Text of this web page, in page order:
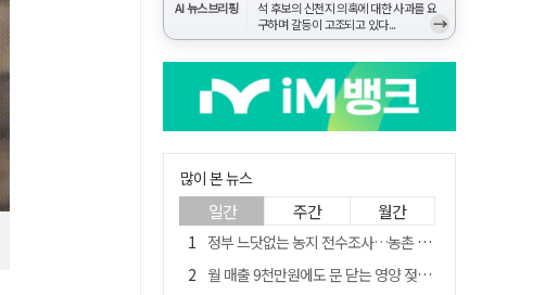
AI 뉴스브리핑
석 후보의 신천지 의혹에 대한 사과를 요
구하며 갈등이 고조되고 있다...
→
많이 본 뉴스
일간 주간 월간
정부 느닷없는 농지 전수조사…농촌 들쑤시는 '경자유전'의 칼날
월 매출 9천만원에도 문 닫는 영양 젖소농장… "일할 사람이 없어"